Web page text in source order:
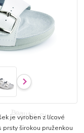
je vyroben z lícové
prsty širokou pruženkou